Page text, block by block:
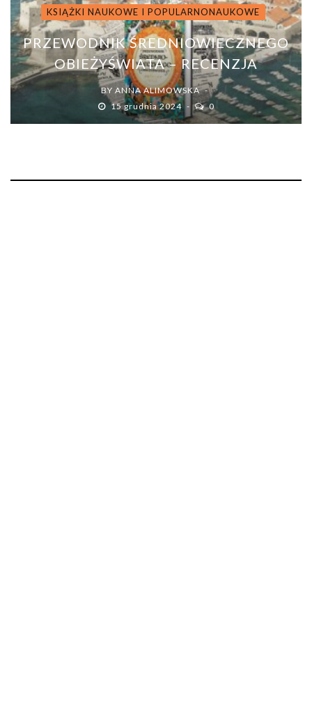
KSIĄŻKI NAUKOWE I POPULARNONAUKOWE
PRZEWODNIK ŚREDNIOWIECZNEGO
OBIEŻYŚWIATA – RECENZJA
BY ANNA ALIMOWSKA
15 grudnia 2024
0